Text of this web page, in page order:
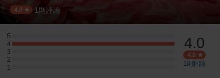
4.0 ·1 則評論
5
5 星：0 則評論
4
4 星：1 則評論
3
3 星：0 則評論
2
2 星：0 則評論
1
1 星：0 則評論
4.0
4.0
1則評論